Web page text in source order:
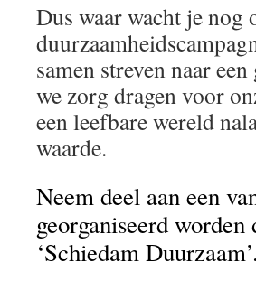
Dus waar wacht je nog
samen streven naar
we zorg dragen voor
een leefbare wereld
waarde.
Neem deel aan een
georganiseerd
‘Schiedam Duurzaam’.